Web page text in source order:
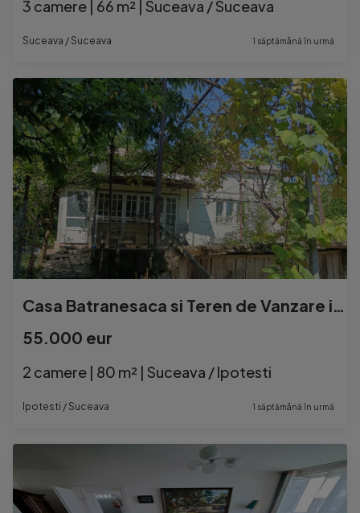
3 camere | 66 m² | Suceava / Suceava
Suceava / Suceava 1 săptămână în urmă
Casa Batranesaca si Teren de Vanzare in Ipotesti
55.000 eur
2 camere | 80 m² | Suceava / Ipotesti
Ipotesti / Suceava 1 săptămână în urmă